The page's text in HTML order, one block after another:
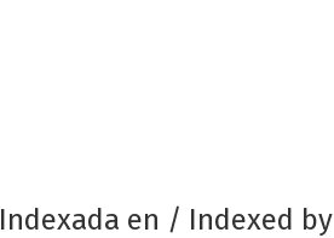
Indexada en / Indexed by